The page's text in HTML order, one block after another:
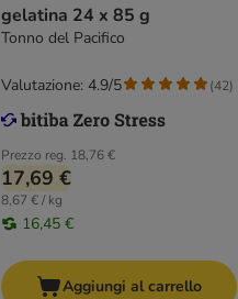
gelatina 24 x 85 g
Tonno del Pacifico
Prezzo reg. 18,76 €
17,69 €
8,67 € / kg
16,45 €
Valutazione: 4.9/5 (42)
Aggiungi al carrello